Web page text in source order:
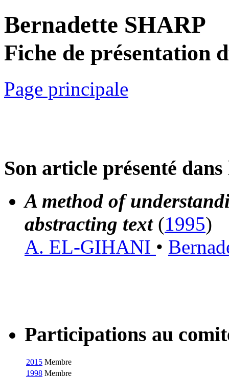
Bernadette SHARP
Fiche de présentation
Page principale
Son article présenté
A method of
abstracting text(1995)
A. EL-GIHANI •
Participations au
2015 Membre
1998 Membre